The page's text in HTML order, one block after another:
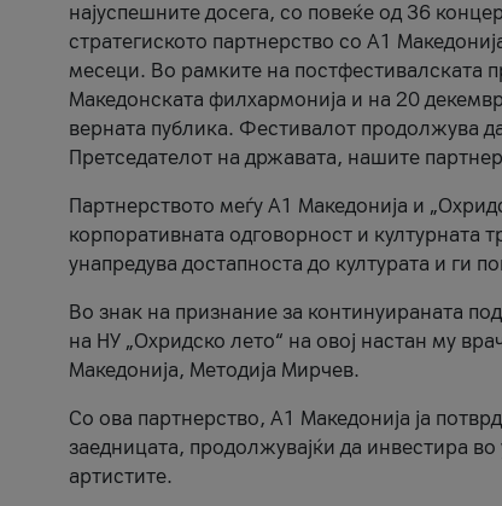
најуспешните досега, со повеќе од 36
стратегиското партнерство со А1
месеци. Во рамките на постфестивалската
Македонската филхармонија и на 20
верната публика. Фестивалот продолжува
Претседателот на државата, нашите
Партнерството меѓу A1 Македонија и
корпоративната одговорност и културната
унапредува достапноста до културата и ги
Во знак на признание за континуираната
на НУ „Охридско лето“ на овој настан му
Македонија, Методија Мирчев.
Со ова партнерство, A1 Македонија ја
заедницата, продолжувајќи да инвестира
артистите.